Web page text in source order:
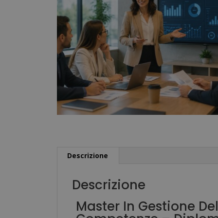
Descrizione
Descrizione
Master In Gestione